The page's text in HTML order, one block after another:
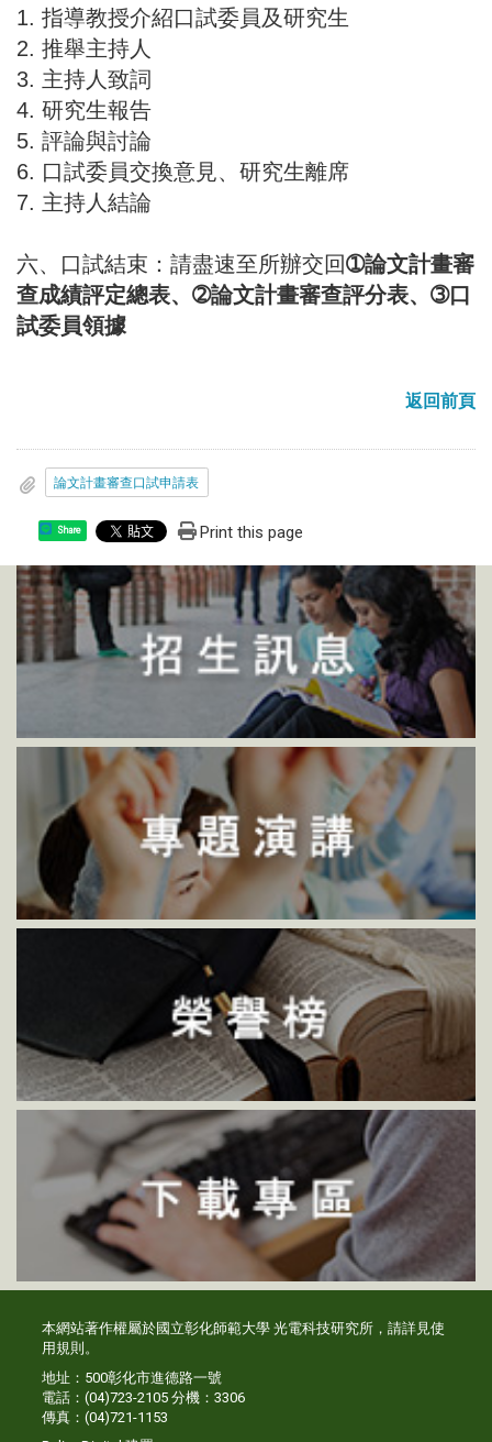
1. 指導教授介紹口試委員及研究生
2. 推舉主持人
3. 主持人致詞
4. 研究生報告
5. 評論與討論
6. 口試委員交換意見、研究生離席
7. 主持人結論
六、口試結束：請盡速至所辦交回➀論文計畫審
查成績評定總表、➁論文計畫審查評分表、➂口
試委員領據
返回前頁
論文計畫審查口試申請表
Share Print this page
本網站著作權屬於國立彰化師範大學 光電科技研究所，請詳見使
用規則 。
地址：500彰化市進德路一號
電話：(04)723-2105 分機：3306
傳真：(04)721-1153